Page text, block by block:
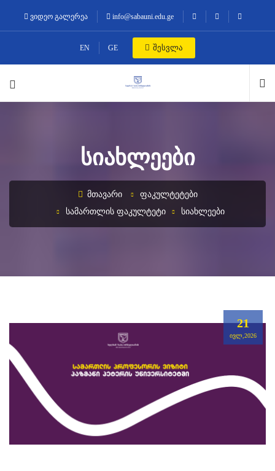
ვიდეო გალერეა info@sabauni.edu.ge
EN GE შესვლა
ᲡᲘᲐᲮᲚᲔᲔᲑᲘ
ᲛᲗᲐᲕᲐᲠᲘ
ᲤᲐᲙᲣᲚᲢᲔᲢᲔᲑᲘ
ᲡᲐᲛᲐᲠᲗᲚᲘᲡ ᲤᲐᲙᲣᲚᲢᲔᲢᲘ
ᲡᲘᲐᲮᲚᲔᲔᲑᲘ
21
ᲘᲕᲚ,2026